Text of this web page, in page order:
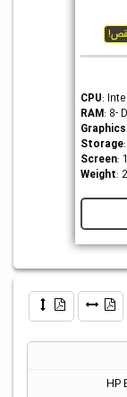
CPU:
RAM: 8-
Graphics
Storage
Screen:
Weight:
HP